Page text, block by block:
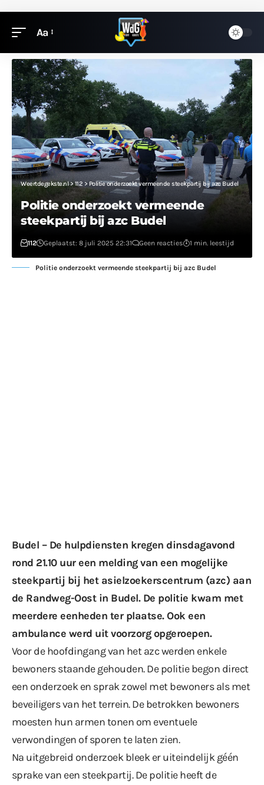
Aa
Weertdegekste.nl>112 > Politie onderzoekt vermeende steekpartij bij azc Budel
Politie onderzoekt vermeende
steekpartij bij azc Budel
112 Geplaatst: 8 juli 2025 22:31 Geen reacties 1 min. leestijd
Politie onderzoekt vermeende steekpartij bij azc Budel
Budel – De hulpdiensten kregen dinsdagavond
rond 21.10 uur een melding van een mogelijke
steekpartij bij het asielzoekerscentrum (azc) aan
de Randweg-Oost in Budel. De politie kwam met
meerdere eenheden ter plaatse. Ook een
ambulance werd uit voorzorg opgeroepen.
Voor de hoofdingang van het azc werden enkele
bewoners staande gehouden. De politie begon direct
een onderzoek en sprak zowel met bewoners als met
beveiligers van het terrein. De betrokken bewoners
moesten hun armen tonen om eventuele
verwondingen of sporen te laten zien.
Na uitgebreid onderzoek bleek er uiteindelijk géén
sprake van een steekpartij. De politie heeft de